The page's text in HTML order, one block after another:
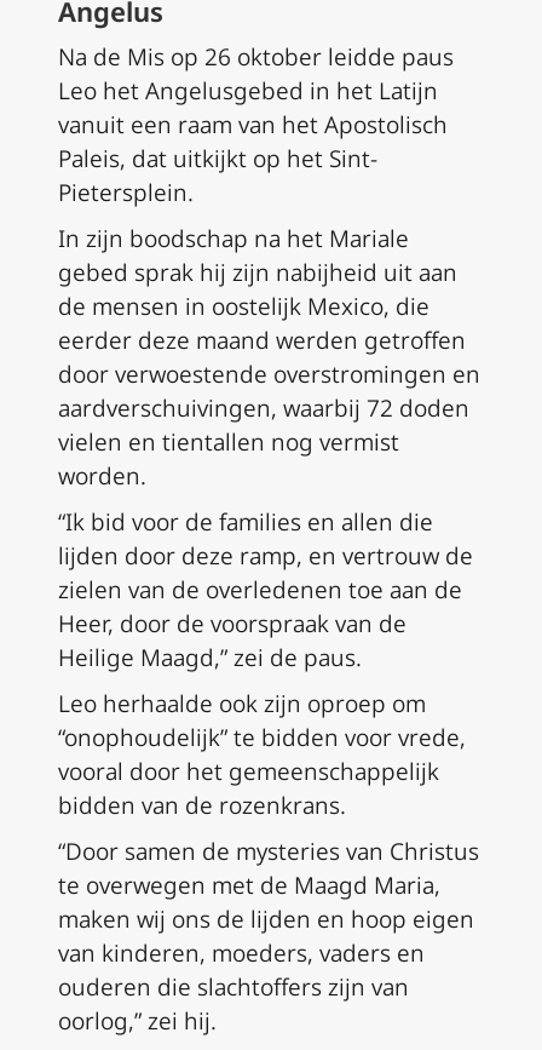
Angelus
Na de Mis op 26 oktober leidde paus
Leo het Angelusgebed in het Latijn
vanuit een raam van het Apostolisch
Paleis, dat uitkijkt op het Sint-
Pietersplein.
In zijn boodschap na het Mariale
gebed sprak hij zijn nabijheid uit aan
de mensen in oostelijk Mexico, die
eerder deze maand werden getroffen
door verwoestende overstromingen en
aardverschuivingen, waarbij 72 doden
vielen en tientallen nog vermist
worden.
“Ik bid voor de families en allen die
lijden door deze ramp, en vertrouw de
zielen van de overledenen toe aan de
Heer, door de voorspraak van de
Heilige Maagd,” zei de paus.
Leo herhaalde ook zijn oproep om
“onophoudelijk” te bidden voor vrede,
vooral door het gemeenschappelijk
bidden van de rozenkrans.
“Door samen de mysteries van Christus
te overwegen met de Maagd Maria,
maken wij ons de lijden en hoop eigen
van kinderen, moeders, vaders en
ouderen die slachtoffers zijn van
oorlog,” zei hij.